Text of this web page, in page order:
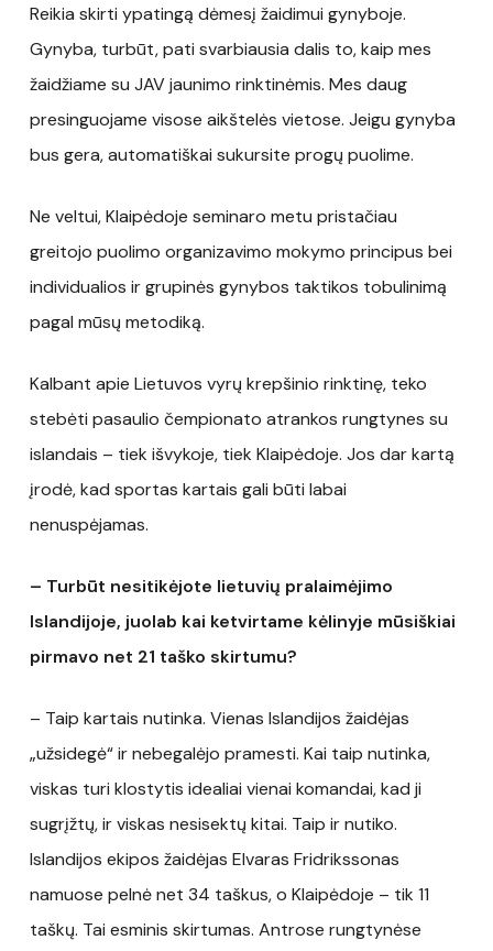
Reikia skirti ypatingą dėmesį žaidimui gynyboje.
Gynyba, turbūt, pati svarbiausia dalis to, kaip mes
žaidžiame su JAV jaunimo rinktinėmis. Mes daug
presinguojame visose aikštelės vietose. Jeigu gynyba
bus gera, automatiškai sukursite progų puolime.
Ne veltui, Klaipėdoje seminaro metu pristačiau
greitojo puolimo organizavimo mokymo principus bei
individualios ir grupinės gynybos taktikos tobulinimą
pagal mūsų metodiką.
Kalbant apie Lietuvos vyrų krepšinio rinktinę, teko
stebėti pasaulio čempionato atrankos rungtynes su
islandais – tiek išvykoje, tiek Klaipėdoje. Jos dar kartą
įrodė, kad sportas kartais gali būti labai
nenuspėjamas.
– Turbūt nesitikėjote lietuvių pralaimėjimo
Islandijoje, juolab kai ketvirtame kėlinyje mūsiškiai
pirmavo net 21 taško skirtumu?
– Taip kartais nutinka. Vienas Islandijos žaidėjas
„užsidegė“ ir nebegalėjo pramesti. Kai taip nutinka,
viskas turi klostytis idealiai vienai komandai, kad ji
sugrįžtų, ir viskas nesisektų kitai. Taip ir nutiko.
Islandijos ekipos žaidėjas Elvaras Fridrikssonas
namuose pelnė net 34 taškus, o Klaipėdoje – tik 11
taškų. Tai esminis skirtumas. Antrose rungtynėse